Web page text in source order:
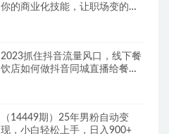
你的商业化技能，让职场变的更
2023抓住抖音流量风口，线下餐
饮店如何做抖音同城直播给餐饮
（14449期）25年男粉自动变
现，小白轻松上手，日入900+